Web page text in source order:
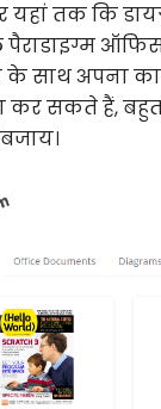
यहां तक कि
पैराडाइग्म
साथ अपना
कर सकते हैं,